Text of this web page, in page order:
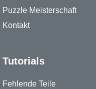
Puzzle Meisterschaft
Kontakt
Tutorials
Fehlende Teile